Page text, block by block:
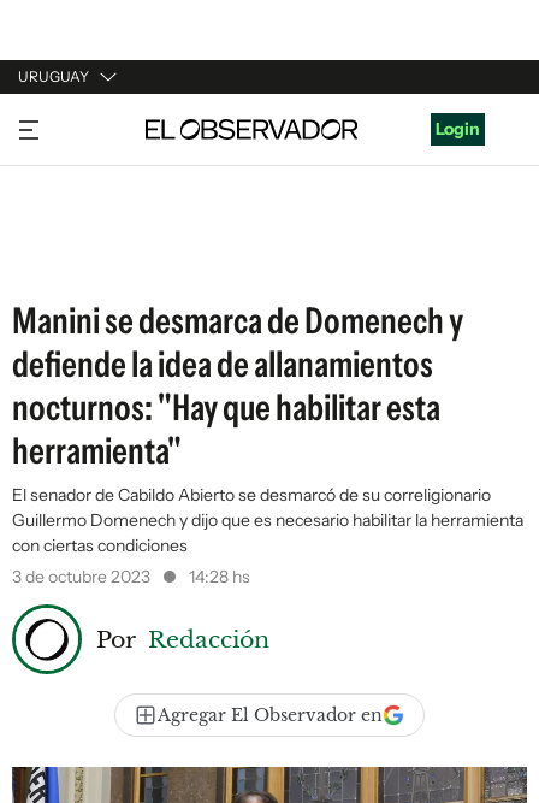
URUGUAY
URUGUAY
ARGENTINA
Login
Manini se desmarca de Domenech y
defiende la idea de allanamientos
nocturnos: "Hay que habilitar esta
herramienta"
El senador de Cabildo Abierto se desmarcó de su correligionario
Guillermo Domenech y dijo que es necesario habilitar la herramienta
con ciertas condiciones
3 de octubre 2023
14:28 hs
Por Redacción
Agregar El Observador en